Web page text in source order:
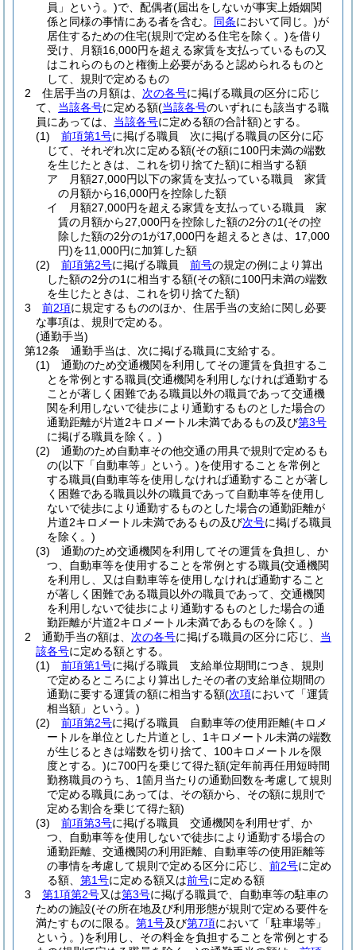
員」という。)で、配偶者(届出をしないが事実上婚姻関
係と同様の事情にある者を含む。 同条において同じ。)が
居住するための住宅(規則で定める住宅を除く。)を借り
受け、月額16,000円を超える家賃を支払っているもの又
はこれらのものと権衡上必要があると認められるものと
して、規則で定めるもの
2
住居手当の月額は、 次の各号に掲げる職員の区分に応じ
て、 当該各号に定める額(当該各号のいずれにも該当する職
員にあっては、 当該各号に定める額の合計額)とする。
(1)
前項第1号に掲げる職員 次に掲げる職員の区分に応
じて、それぞれ次に定める額(その額に100円未満の端数
を生じたときは、これを切り捨てた額)に相当する額
ア
月額27,000円以下の家賃を支払っている職員 家賃
の月額から16,000円を控除した額
イ
月額27,000円を超える家賃を支払っている職員 家
賃の月額から27,000円を控除した額の2分の1(その控
除した額の2分の1が17,000円を超えるときは、17,000
円)を11,000円に加算した額
(2)
前項第2号に掲げる職員 前号の規定の例により算出
した額の2分の1に相当する額(その額に100円未満の端数
を生じたときは、これを切り捨てた額)
3
前2項に規定するもののほか、住居手当の支給に関し必要
な事項は、規則で定める。
(通勤手当)
第12条
通勤手当は、次に掲げる職員に支給する。
(1)
通勤のため交通機関を利用してその運賃を負担するこ
とを常例とする職員(交通機関を利用しなければ通勤する
ことが著しく困難である職員以外の職員であって交通機
関を利用しないで徒歩により通勤するものとした場合の
通勤距離が片道2キロメートル未満であるもの及び第3号
に掲げる職員を除く。)
(2)
通勤のため自動車その他交通の用具で規則で定めるも
の(以下「自動車等」という。)を使用することを常例と
する職員(自動車等を使用しなければ通勤することが著し
く困難である職員以外の職員であって自動車等を使用し
ないで徒歩により通勤するものとした場合の通勤距離が
片道2キロメートル未満であるもの及び次号に掲げる職員
を除く。)
(3)
通勤のため交通機関を利用してその運賃を負担し、か
つ、自動車等を使用することを常例とする職員(交通機関
を利用し、又は自動車等を使用しなければ通勤すること
が著しく困難である職員以外の職員であって、交通機関
を利用しないで徒歩により通勤するものとした場合の通
勤距離が片道2キロメートル未満であるものを除く。)
2
通勤手当の額は、 次の各号に掲げる職員の区分に応じ、 当
該各号に定める額とする。
(1)
前項第1号に掲げる職員 支給単位期間につき、規則
で定めるところにより算出したその者の支給単位期間の
通勤に要する運賃の額に相当する額(次項において「運賃
相当額」という。)
(2)
前項第2号に掲げる職員 自動車等の使用距離(キロメ
ートルを単位とした片道とし、1キロメートル未満の端数
が生じるときは端数を切り捨て、100キロメートルを限
度とする。)に700円を乗じて得た額(定年前再任用短時間
勤務職員のうち、1箇月当たりの通勤回数を考慮して規則
で定める職員にあっては、その額から、その額に規則で
定める割合を乗じて得た額)
(3)
前項第3号に掲げる職員 交通機関を利用せず、か
つ、自動車等を使用しないで徒歩により通勤する場合の
通勤距離、交通機関の利用距離、自動車等の使用距離等
の事情を考慮して規則で定める区分に応じ、 前2号に定め
る額、 第1号に定める額又は前号に定める額
3
第1項第2号又は第3号に掲げる職員で、自動車等の駐車の
ための施設(その所在地及び利用形態が規則で定める要件を
満たすものに限る。 第1号及び第7項において「駐車場等」
という。)を利用し、その料金を負担することを常例とする